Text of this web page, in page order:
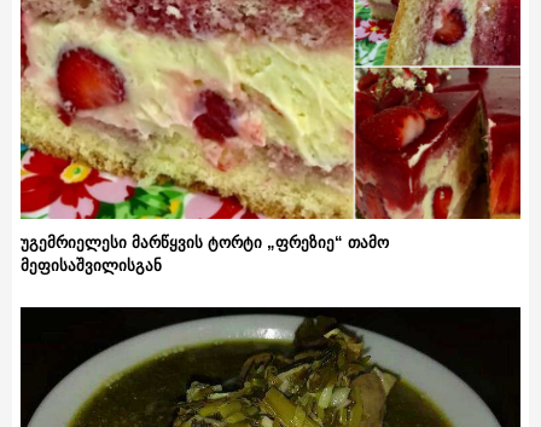
უგემრიელესი მარწყვის ტორტი „ფრეზიე“ თამო
მეფისაშვილისგან